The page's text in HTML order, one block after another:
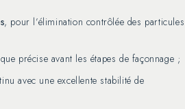
, pour l’élimination contrôlée des particules
précise avant les étapes de façonnage ;
avec une excellente stabilité de